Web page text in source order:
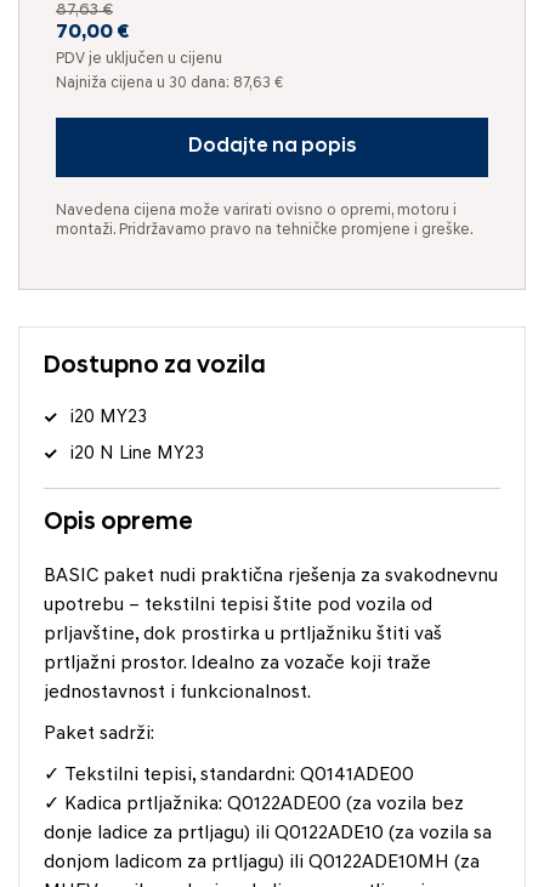
87,63 €
70,00 €
PDV je uključen u cijenu
Najniža cijena u 30 dana: 87,63 €
Dodajte na popis
Navedena cijena može varirati ovisno o opremi, motoru i
montaži. Pridržavamo pravo na tehničke promjene i greške.
Dostupno za vozila
i20 MY23
i20 N Line MY23
Opis opreme
BASIC paket nudi praktična rješenja za svakodnevnu
upotrebu – tekstilni tepisi štite pod vozila od
prljavštine, dok prostirka u prtljažniku štiti vaš
prtljažni prostor. Idealno za vozače koji traže
jednostavnost i funkcionalnost.
Paket sadrži:
✓ Tekstilni tepisi, standardni: Q0141ADE00
✓ Kadica prtljažnika: Q0122ADE00 (za vozila bez
donje ladice za prtljagu) ili Q0122ADE10 (za vozila sa
donjom ladicom za prtljagu) ili Q0122ADE10MH (za